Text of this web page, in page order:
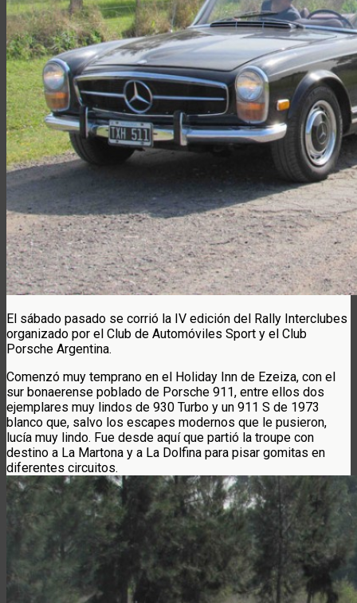
El sábado pasado se corrió la IV edición del Rally Interclubes
organizado por el Club de Automóviles Sport y el Club
Porsche Argentina.
Comenzó muy temprano en el Holiday Inn de Ezeiza, con el
sur bonaerense poblado de Porsche 911, entre ellos dos
ejemplares muy lindos de 930 Turbo y un 911 S de 1973
blanco que, salvo los escapes modernos que le pusieron,
lucía muy lindo. Fue desde aquí que partió la troupe con
destino a La Martona y a La Dolfina para pisar gomitas en
diferentes circuitos.